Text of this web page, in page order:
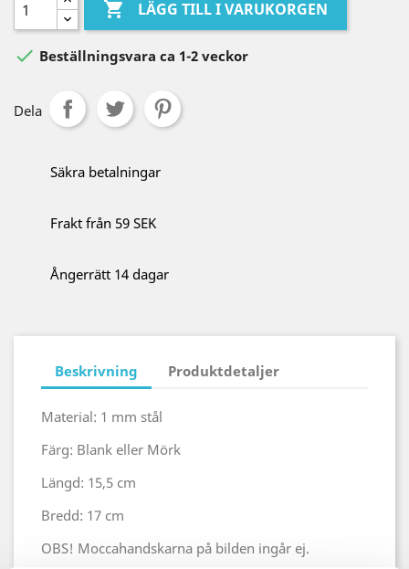
 LÄGG TILL I VARUKORGEN
 Beställningsvara ca 1-2 veckor
Dela
Säkra betalningar
Frakt från 59 SEK
Ångerrätt 14 dagar
Beskrivning Produktdetaljer
Material: 1 mm stål
Färg: Blank eller Mörk
Längd: 15,5 cm
Bredd: 17 cm
OBS! Moccahandskarna på bilden ingår ej.